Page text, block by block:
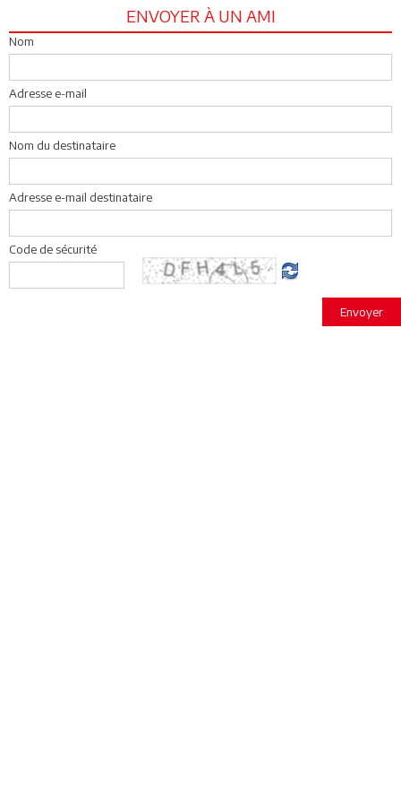
ENVOYER À UN AMI
Nom
Adresse e-mail
Nom du destinataire
Adresse e-mail destinataire
Code de sécurité
Envoyer